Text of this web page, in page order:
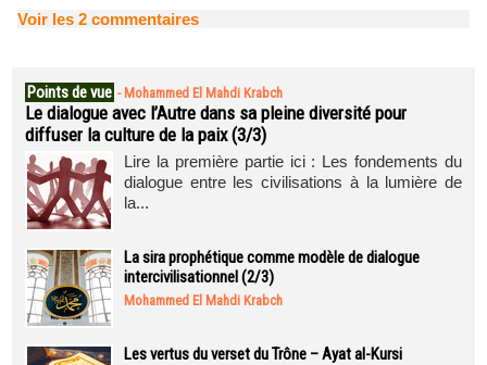
Voir les 2 commentaires
Points de vue - Mohammed El Mahdi Krabch
Le dialogue avec l’Autre dans sa pleine diversité pour
diffuser la culture de la paix (3/3)
Lire la première partie ici : Les fondements du
dialogue entre les civilisations à la lumière de
la...
La sira prophétique comme modèle de dialogue
intercivilisationnel (2/3)
Mohammed El Mahdi Krabch
Les vertus du verset du Trône – Ayat al-Kursi